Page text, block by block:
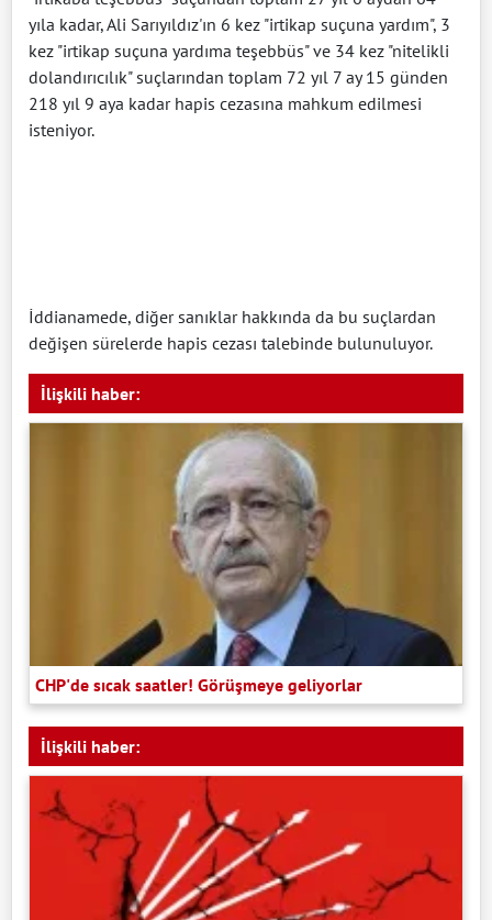
yıla kadar, Ali Sarıyıldız'ın 6 kez "irtikap suçuna yardım", 3
kez "irtikap suçuna yardıma teşebbüs" ve 34 kez "nitelikli
dolandırıcılık" suçlarından toplam 72 yıl 7 ay 15 günden
218 yıl 9 aya kadar hapis cezasına mahkum edilmesi
isteniyor.
İddianamede, diğer sanıklar hakkında da bu suçlardan
değişen sürelerde hapis cezası talebinde bulunuluyor.
İlişkili haber:
CHP'de sıcak saatler! Görüşmeye geliyorlar
İlişkili haber: